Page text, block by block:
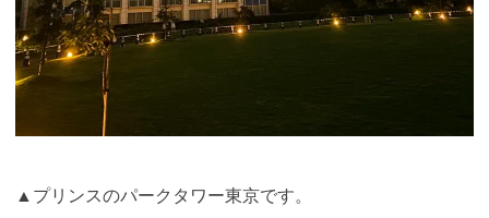
▲プリンスのパークタワー東京です。